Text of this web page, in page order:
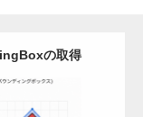
の取得